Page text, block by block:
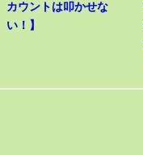
カウントは叩かせな
い！】